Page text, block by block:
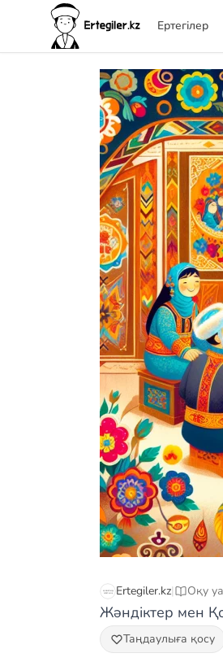
Ертегілер
Ertegiler.kz| Оқу
Жәндіктер мен
Таңдаулыға қосу